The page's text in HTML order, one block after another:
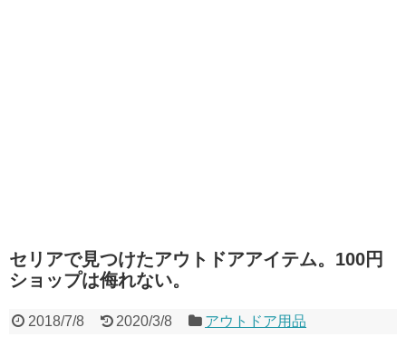
セリアで見つけたアウトドアアイテム。100円
ショップは侮れない。
2018/7/8 2020/3/8 アウトドア用品